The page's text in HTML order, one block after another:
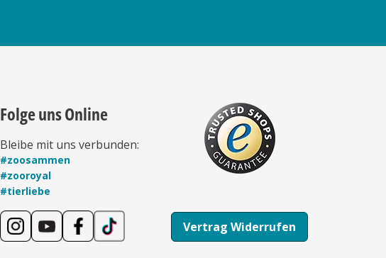
Folge uns Online
Bleibe mit uns verbunden:
#zoosammen
#zooroyal
#tierliebe
Vertrag Widerrufen